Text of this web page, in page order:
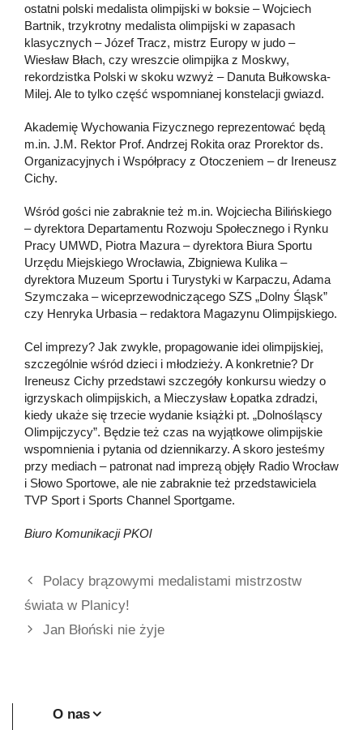
ostatni polski medalista olimpijski w boksie – Wojciech
Bartnik, trzykrotny medalista olimpijski w zapasach
klasycznych – Józef Tracz, mistrz Europy w judo –
Wiesław Błach, czy wreszcie olimpijka z Moskwy,
rekordzistka Polski w skoku wzwyż – Danuta Bułkowska-
Milej. Ale to tylko część wspomnianej konstelacji gwiazd.
Akademię Wychowania Fizycznego reprezentować będą
m.in. J.M. Rektor Prof. Andrzej Rokita oraz Prorektor ds.
Organizacyjnych i Współpracy z Otoczeniem – dr Ireneusz
Cichy.
Wśród gości nie zabraknie też m.in. Wojciecha Bilińskiego
– dyrektora Departamentu Rozwoju Społecznego i Rynku
Pracy UMWD, Piotra Mazura – dyrektora Biura Sportu
Urzędu Miejskiego Wrocławia, Zbigniewa Kulika –
dyrektora Muzeum Sportu i Turystyki w Karpaczu, Adama
Szymczaka – wiceprzewodniczącego SZS „Dolny Śląsk”
czy Henryka Urbasia – redaktora Magazynu Olimpijskiego.
Cel imprezy? Jak zwykle, propagowanie idei olimpijskiej,
szczególnie wśród dzieci i młodzieży. A konkretnie? Dr
Ireneusz Cichy przedstawi szczegóły konkursu wiedzy o
igrzyskach olimpijskich, a Mieczysław Łopatka zdradzi,
kiedy ukaże się trzecie wydanie książki pt. „Dolnośląscy
Olimpijczycy”. Będzie też czas na wyjątkowe olimpijskie
wspomnienia i pytania od dziennikarzy. A skoro jesteśmy
przy mediach – patronat nad imprezą objęły Radio Wrocław
i Słowo Sportowe, ale nie zabraknie też przedstawiciela
TVP Sport i Sports Channel Sportgame.
Biuro Komunikacji PKOl
Polacy brązowymi medalistami mistrzostw
świata w Planicy!
Jan Błoński nie żyje
O nas